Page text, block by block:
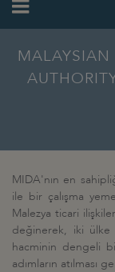
MIDA'nın en
ile bir çalışma
Malezya ticari
değinerek, iki ülke
hacminin dengeli
adımların atılması